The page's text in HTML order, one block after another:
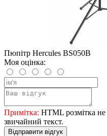
Пюпітр Hercules BS050B
Моя оцінка:
Примітка: HTML розмітка
звичайний текст.
Відправити відгук